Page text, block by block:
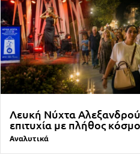
Λευκή Νύχτα
επιτυχία με πλήθος
Αναλυτικά